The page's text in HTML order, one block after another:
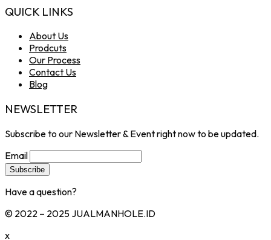
QUICK LINKS
About Us
Prodcuts
Our Process
Contact Us
Blog
NEWSLETTER
Subscribe to our Newsletter & Event right now to be updated.
Email
Have a question?
© 2022 – 2025 JUALMANHOLE.ID
x